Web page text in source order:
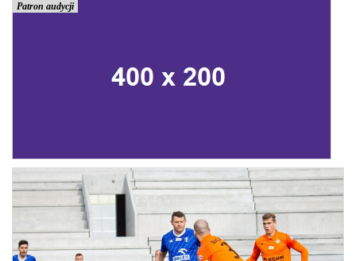
Patron audycji